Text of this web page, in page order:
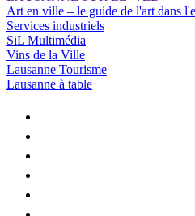
Art en ville – le guide de l'art dans
Services industriels
SiL Multimédia
Vins de la Ville
Lausanne Tourisme
Lausanne à table